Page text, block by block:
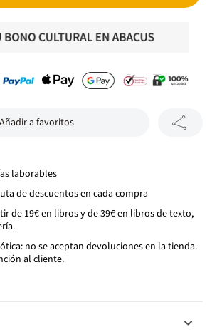
Añadir a favoritos
laborables
de descuentos en cada compra
de 19€ en libros y de 39€ en libros de texto,
no se aceptan devoluciones en la tienda.
al cliente.